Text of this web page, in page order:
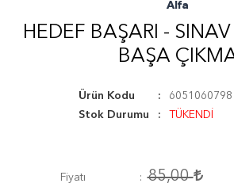
Alfa
HEDEF BAŞARI - SINAV
BAŞA
Ürün Kodu
6051060798
Stok Durumu
TÜKENDİ
Fiyatı 85,00